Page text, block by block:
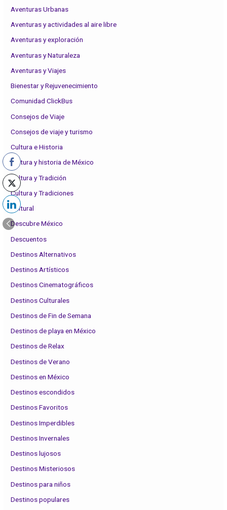
Aventuras Urbanas
Aventuras y actividades al aire libre
Aventuras y exploración
Aventuras y Naturaleza
Aventuras y Viajes
Bienestar y Rejuvenecimiento
Comunidad ClickBus
Consejos de Viaje
Consejos de viaje y turismo
Cultura e Historia
Cultura y historia de México
Cultura y Tradición
Cultura y Tradiciones
Cultural
Descubre México
Descuentos
Destinos Alternativos
Destinos Artísticos
Destinos Cinematográficos
Destinos Culturales
Destinos de Fin de Semana
Destinos de playa en México
Destinos de Relax
Destinos de Verano
Destinos en México
Destinos escondidos
Destinos Favoritos
Destinos Imperdibles
Destinos Invernales
Destinos lujosos
Destinos Misteriosos
Destinos para niños
Destinos populares